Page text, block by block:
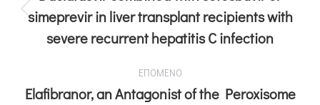
simeprevir in liver transplant recipients with
severe recurrent hepatitis C infection
ΕΠΟΜΕΝΟ
Elafibranor, an Antagonist of the Peroxisome